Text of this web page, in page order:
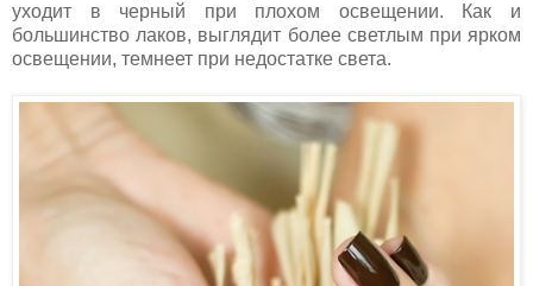
уходит в черный при плохом освещении. Как и
большинство лаков, выглядит более светлым при ярком
освещении, темнеет при недостатке света.